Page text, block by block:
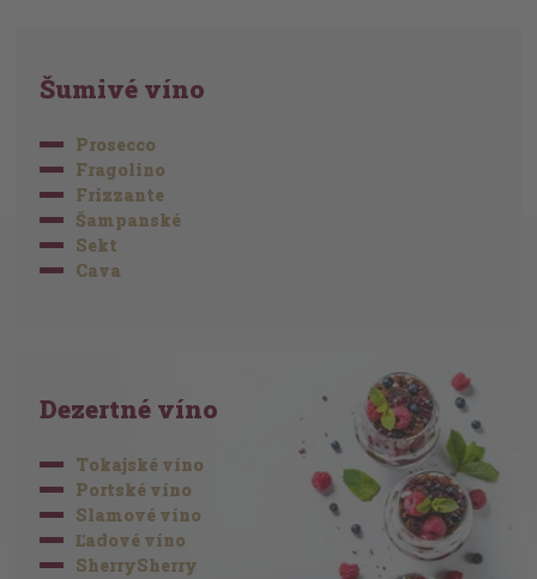
Šumivé víno
Prosecco
Fragolino
Frizzante
Šampanské
Sekt
Cava
Dezertné víno
Tokajské víno
Portské víno
Slamové víno
Ľadové víno
SherrySherry